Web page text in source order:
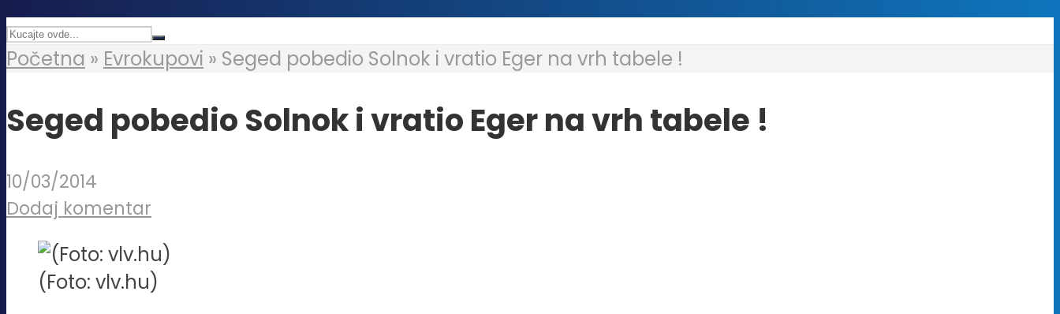
Početna » Evrokupovi » Seged pobedio Solnok i vratio Eger na vrh tabele !
Seged pobedio Solnok i vratio Eger na vrh tabele !
10/03/2014
Dodaj komentar
(Foto: vlv.hu)